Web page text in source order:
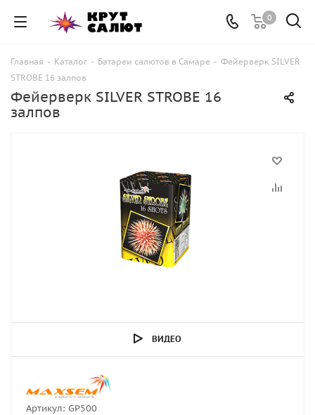
0
Главная - Каталог - Батареи салютов в Самаре - Фейерверк SILVER
STROBE 16 залпов
Фейерверк SILVER STROBE 16
залпов
ВИДЕО
Артикул: GP500